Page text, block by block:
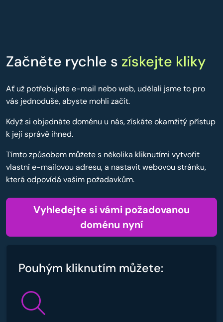
Začněte rychle s získejte kliky
Ať už potřebujete e-mail nebo web, udělali jsme to pro
vás jednoduše, abyste mohli začít.
Když si objednáte doménu u nás, získáte okamžitý přístup
k její správě ihned.
Tímto způsobem můžete s několika kliknutími vytvořit
vlastní e-mailovou adresu, a nastavit webovou stránku,
která odpovídá vašim požadavkům.
Vyhledejte si vámi požadovanou
doménu nyní
Pouhým kliknutím můžete: